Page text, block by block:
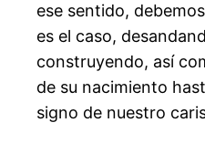
ese sentido,
es el caso,
construyendo, así
de su nacimiento
signo de nuestro